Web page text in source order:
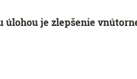
úlohou je zlepšenie